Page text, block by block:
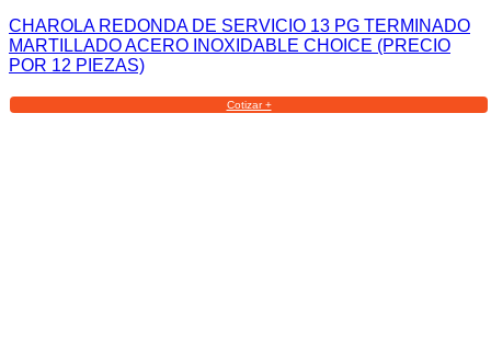
CHAROLA REDONDA DE SERVICIO 13 PG TERMINADO
MARTILLADO ACERO INOXIDABLE CHOICE (PRECIO
POR 12 PIEZAS)
Cotizar +